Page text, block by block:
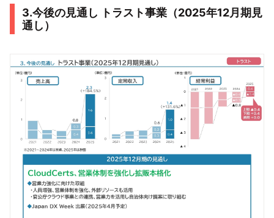
3.今後の見通し トラスト事業（2025年12月期見
通し）